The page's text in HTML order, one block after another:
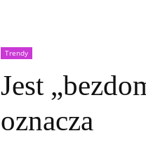
Trendy
Jest
oznacza